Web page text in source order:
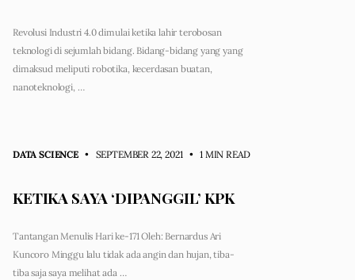
Revolusi Industri 4.0 dimulai ketika lahir terobosan
teknologi di sejumlah bidang. Bidang-bidang yang yang
dimaksud meliputi robotika, kecerdasan buatan,
nanoteknologi, …
DATA SCIENCE • SEPTEMBER 22, 2021 • 1 MIN READ
KETIKA SAYA ‘DIPANGGIL’ KPK
Tantangan Menulis Hari ke-171 Oleh: Bernardus Ari
Kuncoro Minggu lalu tidak ada angin dan hujan, tiba-
tiba saja saya melihat ada …